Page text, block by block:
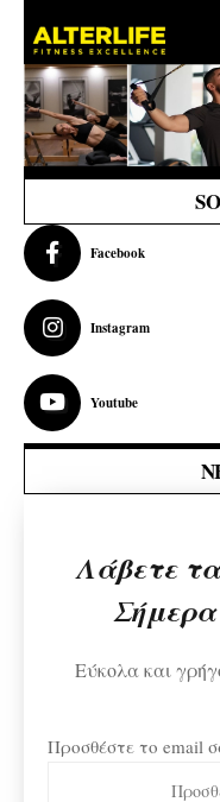
Facebook
Instagram
Youtube
Λάβετε
Εύκολα και
Προσθέστε το email